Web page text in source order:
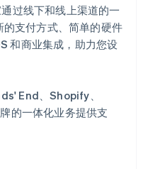
过线下和线上渠道的一
支付方式、简单的硬件
和商业集成，助力您设
End、Shopify、
的一体化业务提供支